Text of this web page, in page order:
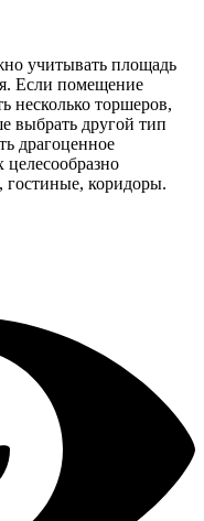
учитывать площадь
Если помещение
несколько торшеров,
выбрать другой тип
драгоценное
гостиные, коридоры.